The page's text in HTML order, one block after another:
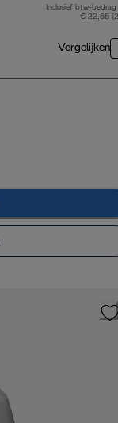
Inclusief btw-bedrag
€ 22,65
Vergelijken